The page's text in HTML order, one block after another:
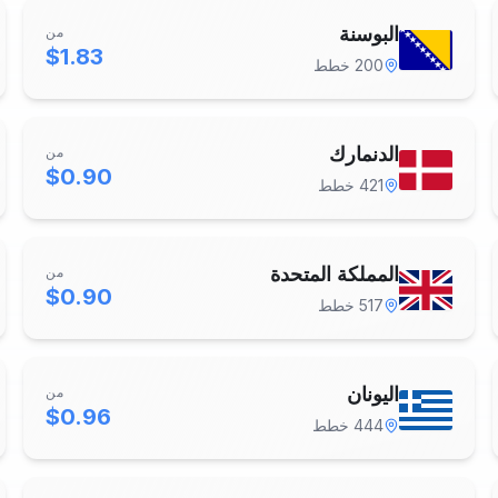
البوسنة
200 خطط
من
$1.83
الدنمارك
421 خطط
من
$0.90
المملكة المتحدة
517 خطط
من
$0.90
اليونان
444 خطط
من
$0.96